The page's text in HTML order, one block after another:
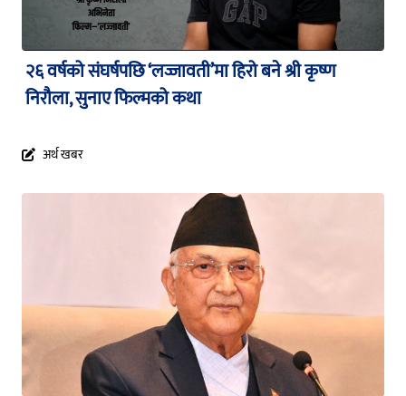
२६ वर्षको संघर्षपछि ‘लज्जावती’मा हिरो बने श्री कृष्ण
निरौला, सुनाए फिल्मको कथा
अर्थ खबर